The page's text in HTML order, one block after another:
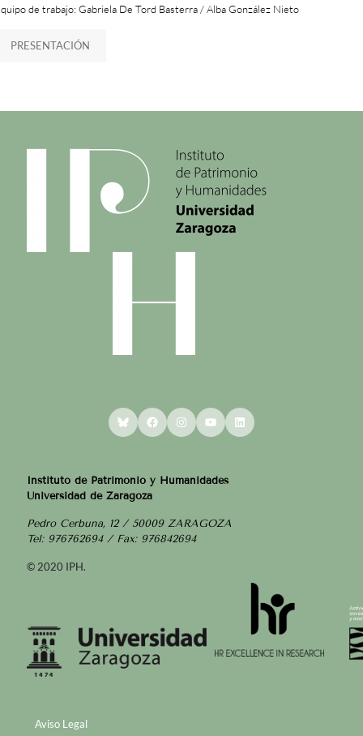
de trabajo: Gabriela De Tord Basterra / Alba González Nieto
PRESENTACIÓN
BlueskyFacebookInstagram
YouTubeLinkedIn
Instituto de Patrimonio y Humanidades
Universidad de Zaragoza
Pedro Cerbuna, 12 / 50009 ZARAGOZA
Tel: 976762694 / Fax: 976842694
© 2020 IPH.
Aviso Legal